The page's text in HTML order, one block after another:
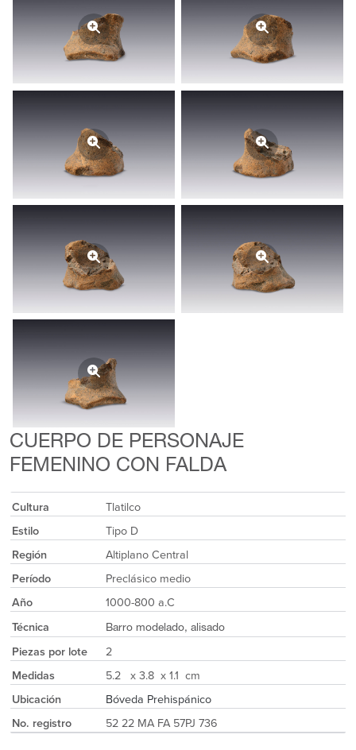
CUERPO DE PERSONAJE
FEMENINO CON FALDA
Cultura
Tlatilco
Estilo
Tipo D
Región
Altiplano Central
Período
Preclásico medio
Año
1000-800 a.C
Técnica
Barro modelado, alisado
Piezas por lote
2
Medidas
5.2 x 3.8 x 1.1 cm
Ubicación
Bóveda Prehispánico
No. registro
52 22 MA FA 57PJ 736